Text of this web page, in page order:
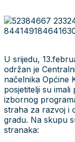
U srijedu,
održan je
načelnika Općine
posjetitelji su
izbornog
straha za razvoj i
gradu. Na skupu
stranaka: